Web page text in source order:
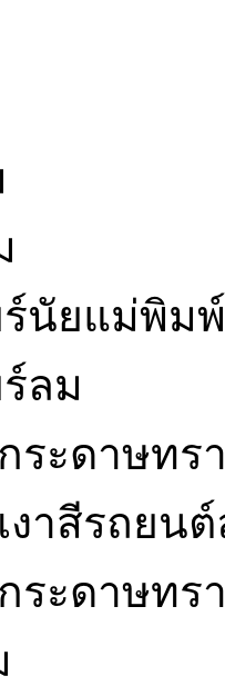
ร์นัยแม่พิมพ์
ร์ลม
ระดาษทร
งาสีรถยน
ระดาษท